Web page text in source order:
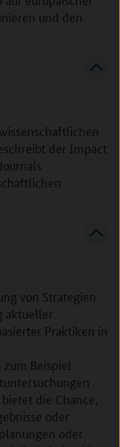
und den
der Impact
von Strategien
aktueller
Praktiken in
Beispiel
die Chance,
oder
oder